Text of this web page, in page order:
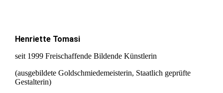
Henriette Tomasi
seit 1999 Freischaffende Bildende Künstlerin
(ausgebildete Goldschmiedemeisterin, Staatlich geprüfte
Gestalterin)